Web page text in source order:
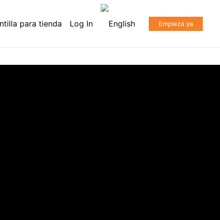
para tienda Log In Empieza ya